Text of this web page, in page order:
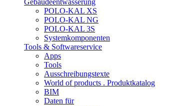
Gebäudeentwässerung
POLO-KAL XS
POLO-KAL NG
POLO-KAL 3S
Systemkomponenten
Tools & Softwareservice
Apps
Tools
Ausschreibungstexte
World of products . Produktkatalog
BIM
Daten für